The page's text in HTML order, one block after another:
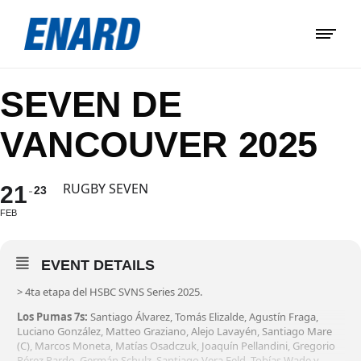
SEVEN DE
VANCOUVER 2025
21
FEB
23 RUGBY SEVEN
EVENT DETAILS
> 4ta etapa del HSBC SVNS Series 2025.
Los Pumas 7s: Santiago Álvarez, Tomás Elizalde, Agustín Fraga,
Luciano González, Matteo Graziano, Alejo Lavayén, Santiago Mare
(C), Marcos Moneta, Matías Osadczuk, Joaquín Pellandini, Gregorio